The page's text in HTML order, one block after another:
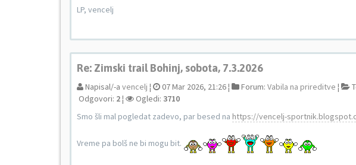
LP, vencelj
Re: Zimski trail Bohinj, sobota, 7.3.2026
Napisal/-a vencelj ¦ 07 Mar 2026, 21:26 ¦ Forum: Vabila na prireditve ¦
Odgovori: 2¦ Ogledi: 3710
Smo šli mal pogledat zadevo, par besed na https://vencelj-
Vreme pa bolš ne bi mogu bit.